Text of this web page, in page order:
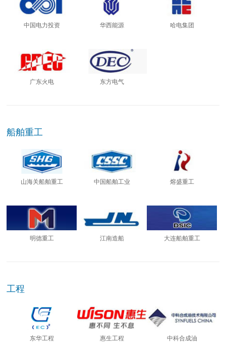
中国电力投资 华西能源 哈电集团
广东火电 东方电气
船舶重工
山海关船舶重工 中国船舶工业 熔盛重工
明德重工 江南造船 大连船舶重工
工程
东华工程 惠生工程 中科合成油